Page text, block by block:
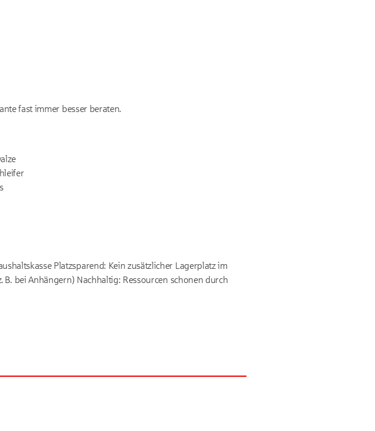
fast immer besser beraten.
Platzsparend: Kein zusätzlicher Lagerplatz im
bei Anhängern) Nachhaltig: Ressourcen schonen durch